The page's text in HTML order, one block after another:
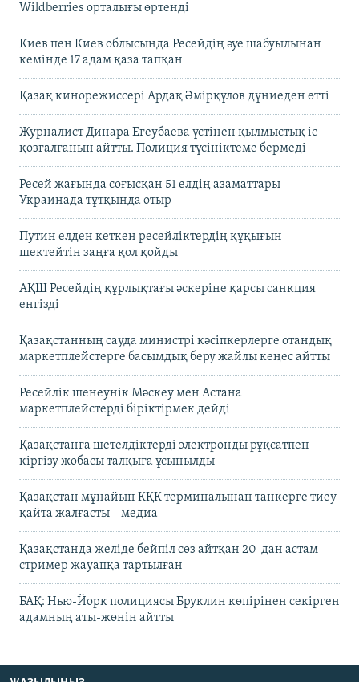
Wildberries орталығы өртенді
Киев пен Киев облысында Ресейдің әуе шабуылынан
кемінде 17 адам қаза тапқан
Қазақ кинорежиссері Ардақ Әмірқұлов дүниеден өтті
Журналист Динара Егеубаева үстінен қылмыстық іс
қозғалғанын айтты. Полиция түсініктеме бермеді
Ресей жағында соғысқан 51 елдің азаматтары
Украинада тұтқында отыр
Путин елден кеткен ресейліктердің құқығын
шектейтін заңға қол қойды
АҚШ Ресейдің құрлықтағы әскеріне қарсы санкция
енгізді
Қазақстанның сауда министрі кәсіпкерлерге отандық
маркетплейстерге басымдық беру жайлы кеңес айтты
Ресейлік шенеунік Мәскеу мен Астана
маркетплейстерді біріктірмек дейді
Қазақстанға шетелдіктерді электронды рұқсатпен
кіргізу жобасы талқыға ұсынылды
Қазақстан мұнайын КҚК терминалынан танкерге тиеу
қайта жалғасты – медиа
Қазақстанда желіде бейпіл сөз айтқан 20-дан астам
стример жауапқа тартылған
БАҚ: Нью-Йорк полициясы Бруклин көпірінен секірген
адамның аты-жөнін айтты